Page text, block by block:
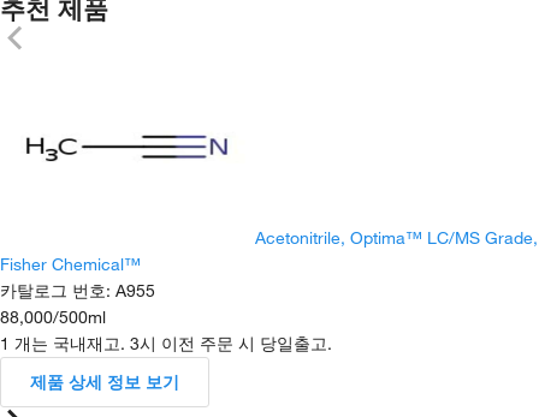
추천 제품
Acetonitrile, Optima™ LC/MS Grade,
Fisher Chemical™
카탈로그 번호: A955
88,000/500ml
1 개는 국내재고. 3시 이전 주문 시 당일출고.
제품 상세 정보 보기